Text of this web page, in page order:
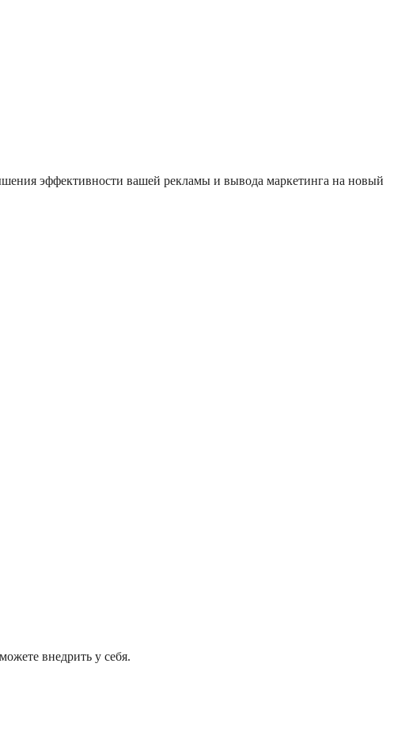
эффективности вашей рекламы и вывода маркетинга на новый
внедрить у себя.